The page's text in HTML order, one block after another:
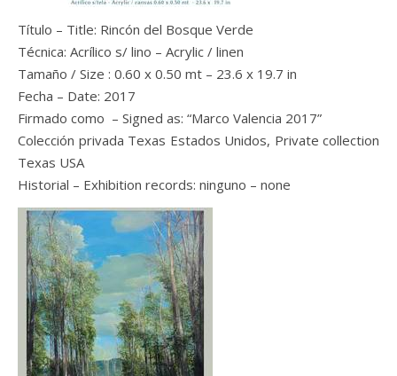
Título – Title: Rincón del Bosque Verde
Técnica: Acrílico s/ lino – Acrylic / linen
Tamaño / Size : 0.60 x 0.50 mt – 23.6 x 19.7 in
Fecha – Date: 2017
Firmado como – Signed as: “Marco Valencia 2017”
Colección privada Texas Estados Unidos, Private collection
Texas USA
Historial – Exhibition records: ninguno – none